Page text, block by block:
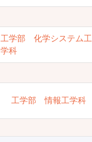
工学部 化学システム工
学科
工学部 情報工学科